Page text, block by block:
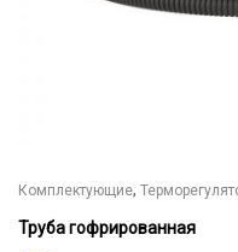
Комплектующие,
Труба гофрированная